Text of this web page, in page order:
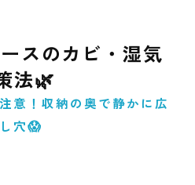
スのカビ・湿気
法🌿
意！収納の奥で静かに広
穴😱